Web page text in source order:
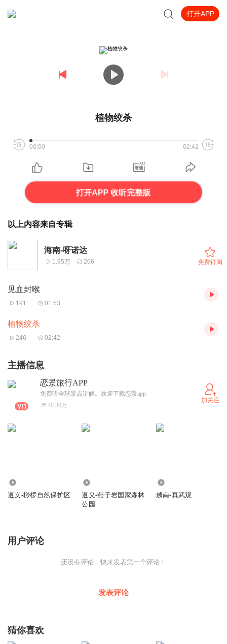
打开APP
植物绞杀
00:00 02:42
打开APP 收听完整版
以上内容来自专辑
海南-呀诺达
1.95万 206 免费订阅
见血封喉
191 01:53
植物绞杀
246 02:42
主播信息
恋景旅行APP
免费听全球景点讲解。欢迎下载恋景app
48.30万
加关注
遵义-桫椤自然保护区
遵义-燕子岩国家森林
公园
越南-真武观
用户评论
还没有评论，快来发表第一个评论！
发表评论
猜你喜欢